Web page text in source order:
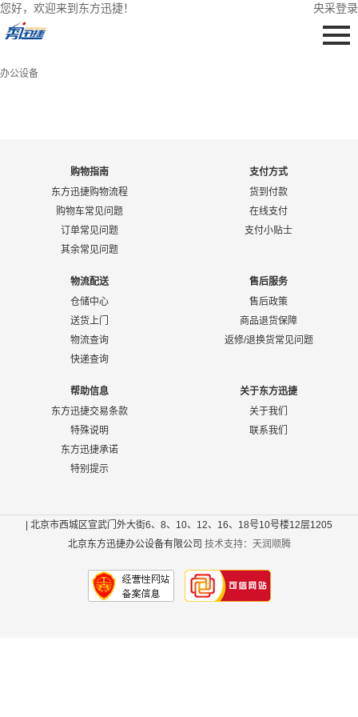
您好，欢迎来到东方迅捷！ 央采登录
办公设备
购物指南
东方迅捷购物流程
购物车常见问题
订单常见问题
其余常见问题
支付方式
货到付款
在线支付
支付小贴士
物流配送
仓储中心
送货上门
物流查询
快递查询
售后服务
售后政策
商品退货保障
返修/退换货常见问题
帮助信息
东方迅捷交易条款
特殊说明
东方迅捷承诺
特别提示
关于东方迅捷
关于我们
联系我们
| 北京市西城区宣武门外大街6、8、10、12、16、18号10号楼12层1205
北京东方迅捷办公设备有限公司 技术支持：天润顺腾